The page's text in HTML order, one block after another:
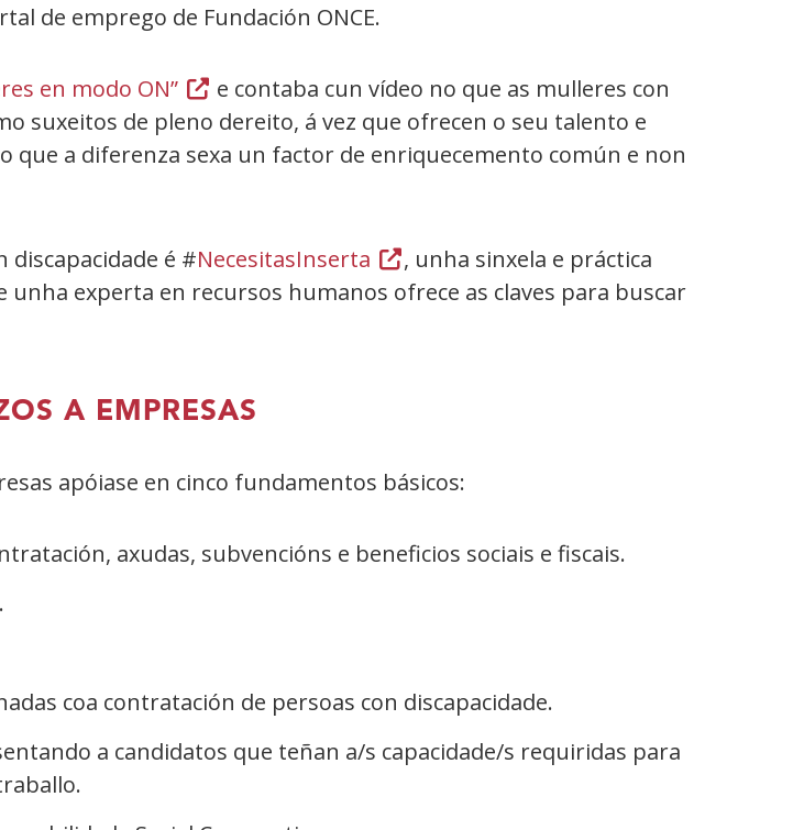
nunha
nova)
de emprego de Fundación ONCE.
en modo ON” (Abrir
nunha
vent�
e contaba cun vídeo no que as mulleres con
suxeitos de pleno dereito, á vez que ofrecen o seu talento e
a diferenza sexa un factor de enriquecemento común e non
discapacidade é #NecesitasInserta (Abrir
nunha
, unha sinxela e práctica
experta en recursos humanos ofrece as claves para buscar
A EMPRESAS
apóiase en cinco fundamentos básicos:
axudas, subvencións e beneficios sociais e fiscais.
coa contratación de persoas con discapacidade.
a candidatos que teñan a/s capacidade/s requiridas para